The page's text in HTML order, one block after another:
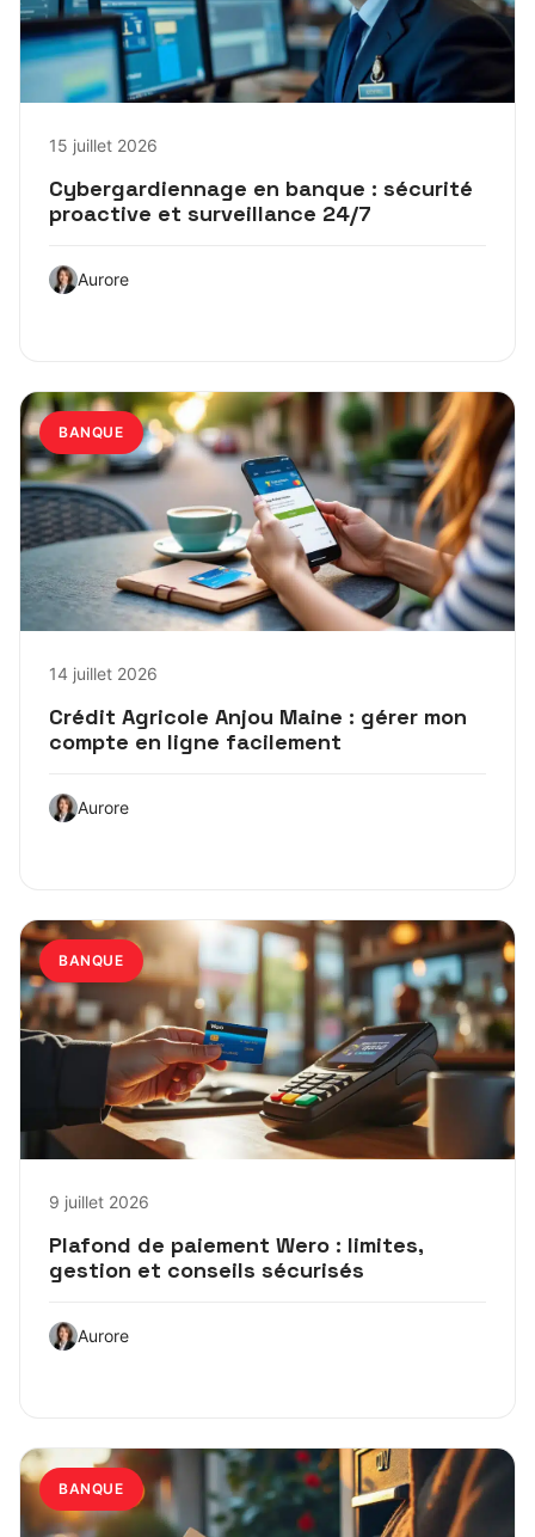
15 juillet 2026
Cybergardiennage en banque : sécurité
proactive et surveillance 24/7
Aurore
BANQUE
14 juillet 2026
Crédit Agricole Anjou Maine : gérer mon
compte en ligne facilement
Aurore
BANQUE
9 juillet 2026
Plafond de paiement Wero : limites,
gestion et conseils sécurisés
Aurore
BANQUE